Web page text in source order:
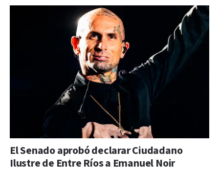
El Senado aprobó declarar Ciudadano
Ilustre de Entre Ríos a Emanuel Noir